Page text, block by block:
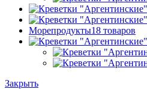
Морепродукты18 товаров
Закрыть